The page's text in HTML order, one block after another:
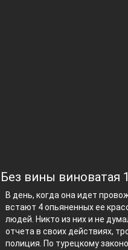
Без вины виноватая
В день, когда она идет
встают 4 опьяненных ее
людей. Никто из них и не
отчета в своих действиях,
полиция. По турецкому